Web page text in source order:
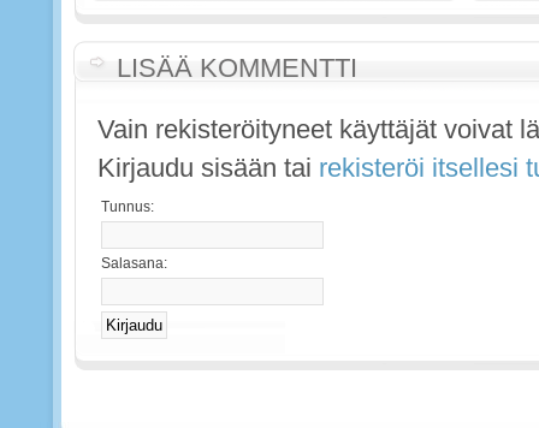
LISÄÄ KOMMENTTI
Vain rekisteröityneet käyttäjät voivat
Kirjaudu sisään tai rekisteröi itsellesi
Tunnus:
Salasana: